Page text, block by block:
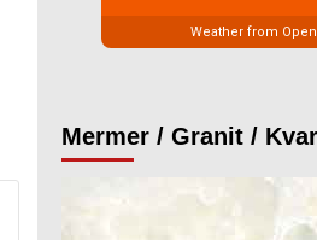
Weather from
Mermer / Granit /